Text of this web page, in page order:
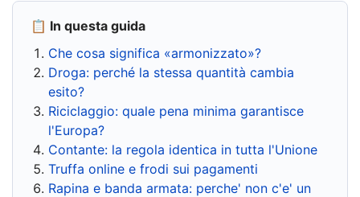
📋 In questa guida
Che cosa significa «armonizzato»?
Droga: perché la stessa quantità cambia
esito?
Riciclaggio: quale pena minima garantisce
l'Europa?
Contante: la regola identica in tutta l'Unione
Truffa online e frodi sui pagamenti
Rapina e banda armata: perche' non c'e' un